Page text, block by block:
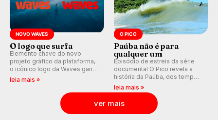
NOVO WAVES
O logo que surfa
Elemento chave do novo
projeto gráfico da plataforma,
o icônico logo da Waves ganha
forma de ondulação.
leia mais »
O PICO
Paúba não é para
qualquer um
Episódio de estreia da série
documental O Pico revela a
história da Paúba, dos tempos
de segredo e nomes falsos ao
pico que ajudou a formar
Gabriel Medina e marcou para
sempre a vida de Taiu Bueno.
leia mais »
ver mais